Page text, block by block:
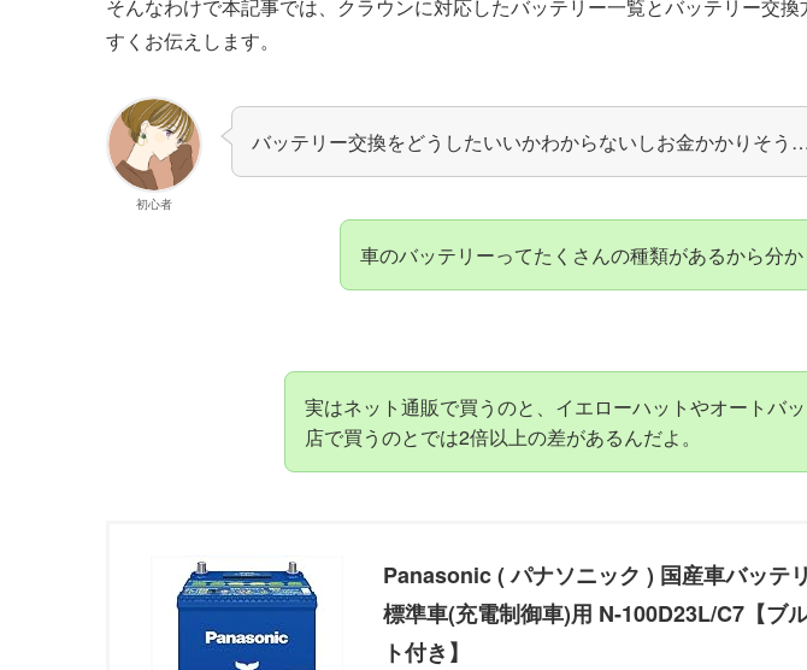
そんなわけで本記事では、クラウンに対応したバッテリー一覧とバッテリー交
すくお伝えします。
初心者
バッテリー交換をどうしたいいかわからないしお金かかりそう
車のバッテリーってたくさんの種類があるから分か
実はネット通販で買うのと、イエローハットやオートバ
店で買うのとでは2倍以上の差があるんだよ。
Panasonic ( パナソニック ) 国産車バッテ
標準車(充電制御車)用 N-100D23L/C7【ブ
ト付き】